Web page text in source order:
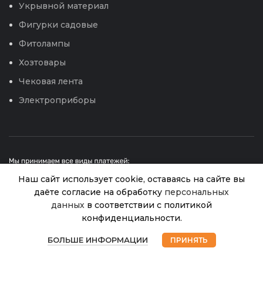
Укрывной материал
Фигурки садовые
Фитолампы
Хозтовары
Чековая лента
Электроприборы
Интернет магазин Успех. ИП Хрипунов Сергей
Александрович
ИНН 420800180243 / ОГРНИП 304420530300327
Наш сайт использует cookie, оставаясь на сайте вы
даёте согласие на обработку персональных
данных в соответствии с политикой
конфиденциальности.
БОЛЬШЕ ИНФОРМАЦИИ ПРИНЯТЬ
Переходник
(соединитель-
соединитель),
РОСТОК
45.00 ₽
наличии
лишь 1
Магазин Избранное Корзина Мой аккаунт